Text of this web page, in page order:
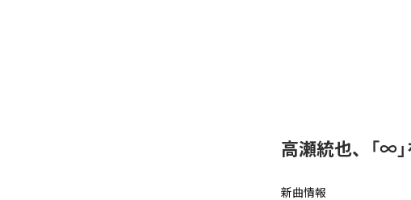
高瀬統也、「∞
新曲情報